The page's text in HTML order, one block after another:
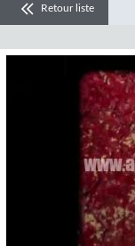
Retour liste